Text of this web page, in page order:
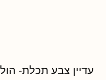
עדיין צבע תכלת-